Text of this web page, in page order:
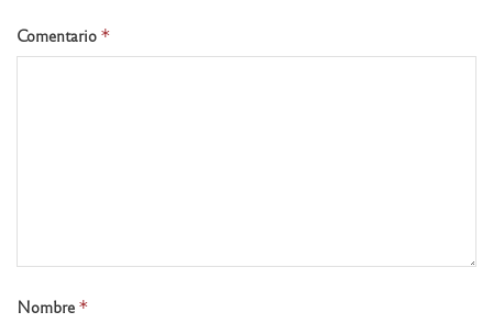
Comentario *
Nombre *